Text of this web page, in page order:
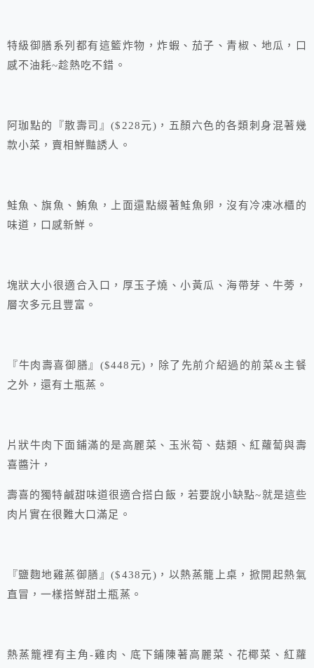
特級御膳系列都有這籃炸物，炸蝦、茄子、青椒、地瓜，口
感不油耗~趁熱吃不錯。
阿珈點的『散壽司』($228元)，五顏六色的各類刺身混著幾
款小菜，賣相鮮豔誘人。
鮭魚、旗魚、鮪魚，上面還點綴著鮭魚卵，沒有冷凍冰櫃的
味道，口感新鮮。
塊狀大小很適合入口，厚玉子燒、小黃瓜、海帶芽、牛蒡，
層次多元且豐富。
『牛肉壽喜御膳』($448元)，除了先前介紹過的前菜&主餐
之外，還有土瓶蒸。
片狀牛肉下面鋪滿的是高麗菜、玉米筍、菇類、紅蘿蔔與壽
喜醬汁，
壽喜的獨特鹹甜味道很適合搭白飯，若要說小缺點~就是這些
肉片實在很難大口滿足。
『鹽麴地雞蒸御膳』($438元)，以熱蒸籠上桌，掀開起熱氣
直冒，一樣搭鮮甜土瓶蒸。
熱蒸籠裡有主角-雞肉、底下鋪陳著高麗菜、花椰菜、紅蘿